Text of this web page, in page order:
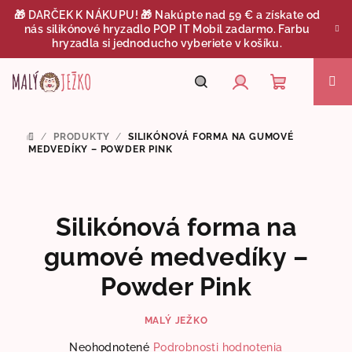
Prejsť
🎁 DARČEK K NÁKUPU! 🎁 Nakúpte nad 59 € a získate od
nás silikónové hryzadlo POP IT Mobil zadarmo. Farbu
hryzadla si jednoducho vyberiete v košíku.
Nákupný
DOMOV
/ PRODUKTY /
SILIKÓNOVÁ FORMA NA GUMOVÉ
MEDVEDÍKY – POWDER PINK
Silikónová forma na
gumové medvedíky –
Powder Pink
MALÝ JEŽKO
Priemerné
Neohodnotené Podrobnosti hodnotenia